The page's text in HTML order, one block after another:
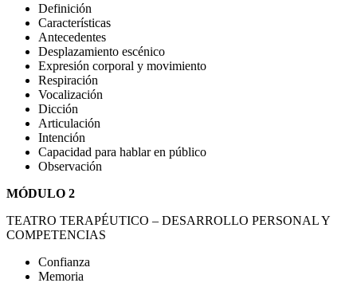
Definición
Características
Antecedentes
Desplazamiento escénico
Expresión corporal y movimiento
Respiración
Vocalización
Dicción
Articulación
Intención
Capacidad para hablar en público
Observación
MÓDULO 2
TEATRO TERAPÉUTICO – DESARROLLO PERSONAL Y
COMPETENCIAS
Confianza
Memoria